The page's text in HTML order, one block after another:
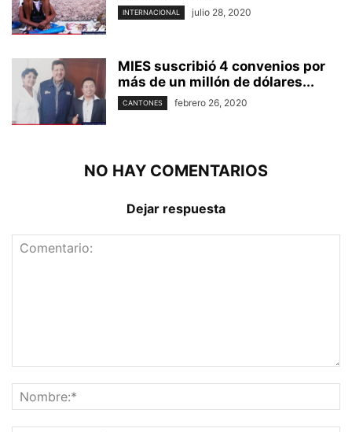
INTERNACIONAL julio 28, 2020
MIES suscribió 4 convenios por
más de un millón de dólares...
CANTONES febrero 26, 2020
NO HAY COMENTARIOS
Dejar respuesta